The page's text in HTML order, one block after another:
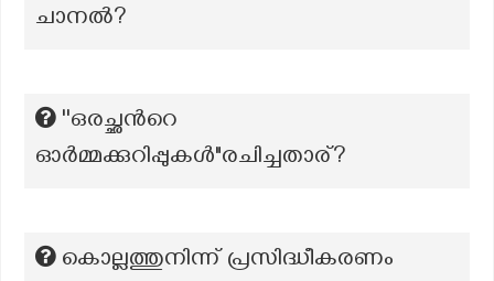
ചാനല്‍?
''ഒരച്ഛന്‍റെ
ഓർമ്മക്കുറിപ്പുകൾ"രചിച്ചതാര്?
കൊല്ലത്തുനിന്ന് പ്രസിദ്ധീകരണം